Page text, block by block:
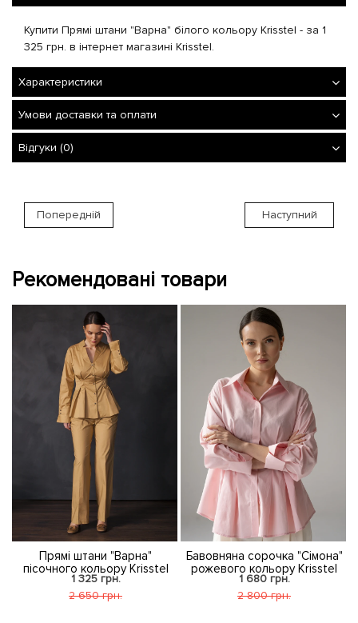
Купити Прямі штани "Варна" білого кольору Krisstel - за 1
325 грн. в інтернет магазині Krisstel.
Характеристики
Умови доставки та оплати
Відгуки (0)
Попередній Наступний
Рекомендовані товари
Прямі штани "Варна"
пісочного кольору Krisstel
1 325 грн.
2 650 грн.
Бавовняна сорочка "Сімона"
рожевого кольору Krisstel
1 680 грн.
2 800 грн.